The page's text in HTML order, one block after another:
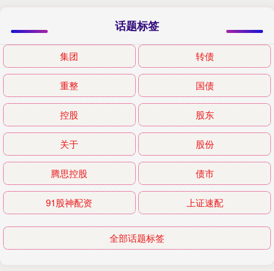
话题标签
集团 转债
重整 国债
控股 股东
关于 股份
腾思控股 债市
91股神配资 上证速配
全部话题标签